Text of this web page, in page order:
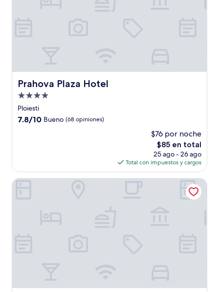
Prahova Plaza Hotel
Prahova Plaza Hotel
Propiedad
de
4.0
Ploiesti
7.8
7.8/10 Bueno (68 opiniones)
$76 por noche
El
precio
actual
es
de
$85 en total
25 ago - 26 ago
Total con impuestos y cargos
Hotel Acapulco